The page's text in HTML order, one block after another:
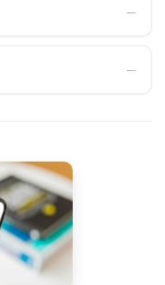
―
―